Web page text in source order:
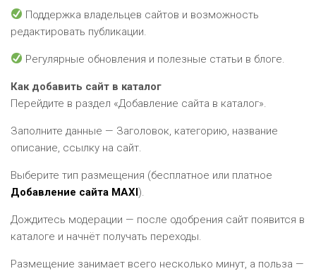
Поддержка владельцев сайтов и возможность
редактировать публикации.
Регулярные обновления и полезные статьи в блоге.
Как добавить сайт в каталог
Перейдите в раздел «Добавление сайта в каталог».
Заполните данные — Заголовок, категорию, название
описание, ссылку на сайт.
Выберите тип размещения (бесплатное или платное
Добавление сайта MAXI).
Дождитесь модерации — после одобрения сайт появится в
каталоге и начнёт получать переходы.
Размещение занимает всего несколько минут, а польза —